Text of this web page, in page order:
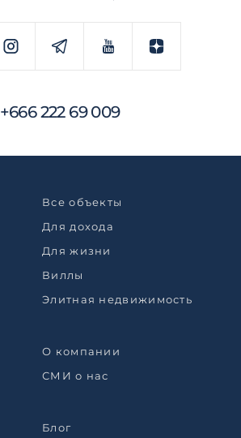
+666 222 69 009
Все объекты
Для дохода
Для жизни
Виллы
Элитная недвижимость
О компании
СМИ о нас
Блог